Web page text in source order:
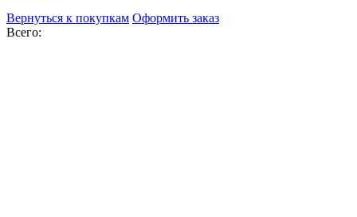
Вернуться к покупкам Оформить заказ
Всего: